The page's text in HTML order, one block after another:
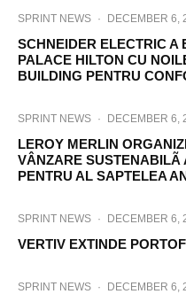
SPRINT NEWS · DECEMBER 6,
SCHNEIDER ELECTRIC A
PALACE HILTON CU
BUILDING PENTRU
SPRINT NEWS · DECEMBER 6,
LEROY MERLIN
VÂNZARE SUSTENABILÃ
PENTRU AL SAPTELEA
SPRINT NEWS · DECEMBER 6,
VERTIV EXTINDE
SPRINT NEWS · DECEMBER 6,